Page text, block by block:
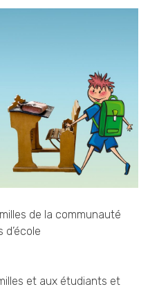
de la communauté
et aux étudiants et